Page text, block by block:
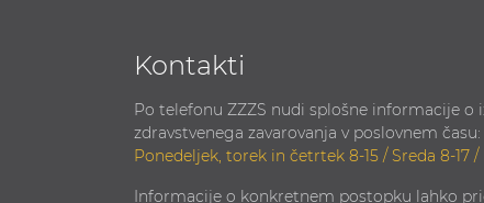
Kontakti
Po telefonu ZZZS nudi splošne informacije o
zdravstvenega zavarovanja v poslovnem času:
Ponedeljek, torek in četrtek 8-15 / Sreda 8-17 /
Informacije o konkretnem postopku lahko